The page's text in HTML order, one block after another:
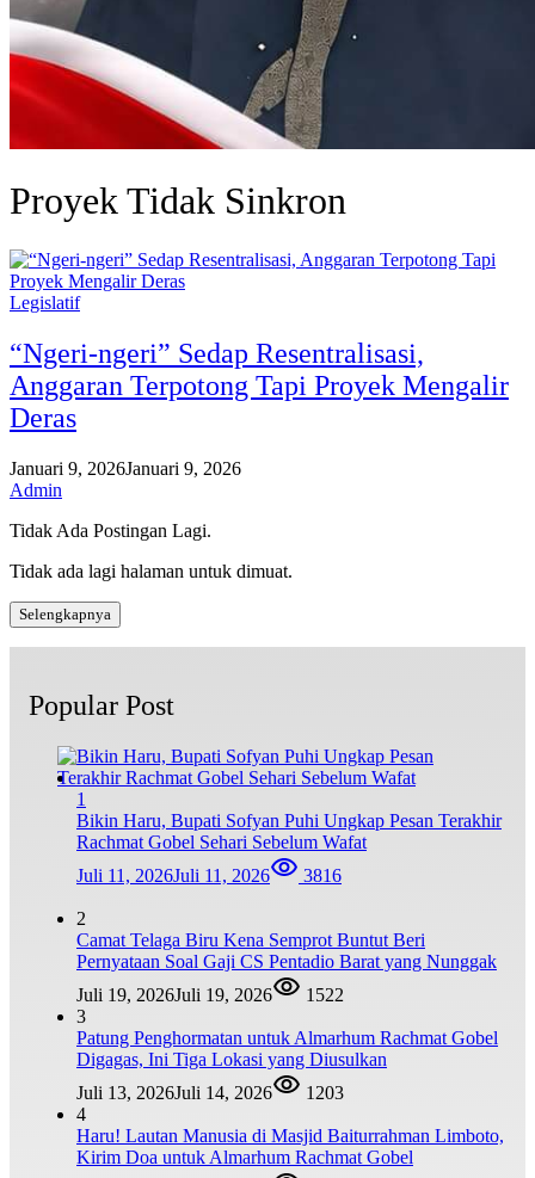
Proyek Tidak Sinkron
Legislatif
“Ngeri-ngeri” Sedap Resentralisasi,
Anggaran Terpotong Tapi Proyek Mengalir
Deras
Januari 9, 2026Januari 9, 2026
Admin
Tidak Ada Postingan Lagi.
Tidak ada lagi halaman untuk dimuat.
Selengkapnya
Popular Post
1
Bikin Haru, Bupati Sofyan Puhi Ungkap Pesan Terakhir
Rachmat Gobel Sehari Sebelum Wafat
Juli 11, 2026Juli 11, 2026 3816
2
Camat Telaga Biru Kena Semprot Buntut Beri
Pernyataan Soal Gaji CS Pentadio Barat yang Nunggak
Juli 19, 2026Juli 19, 2026
1522
3
Patung Penghormatan untuk Almarhum Rachmat Gobel
Digagas, Ini Tiga Lokasi yang Diusulkan
Juli 13, 2026Juli 14, 2026
1203
4
Haru! Lautan Manusia di Masjid Baiturrahman Limboto,
Kirim Doa untuk Almarhum Rachmat Gobel